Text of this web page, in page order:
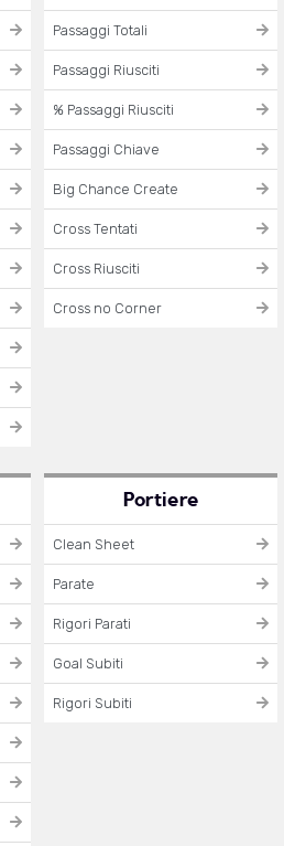
Passaggi Totali
Passaggi Riusciti
% Passaggi Riusciti
Passaggi Chiave
Big Chance Create
Cross Tentati
Cross Riusciti
Cross no Corner
Portiere
Clean Sheet
Parate
Rigori Parati
Goal Subiti
Rigori Subiti